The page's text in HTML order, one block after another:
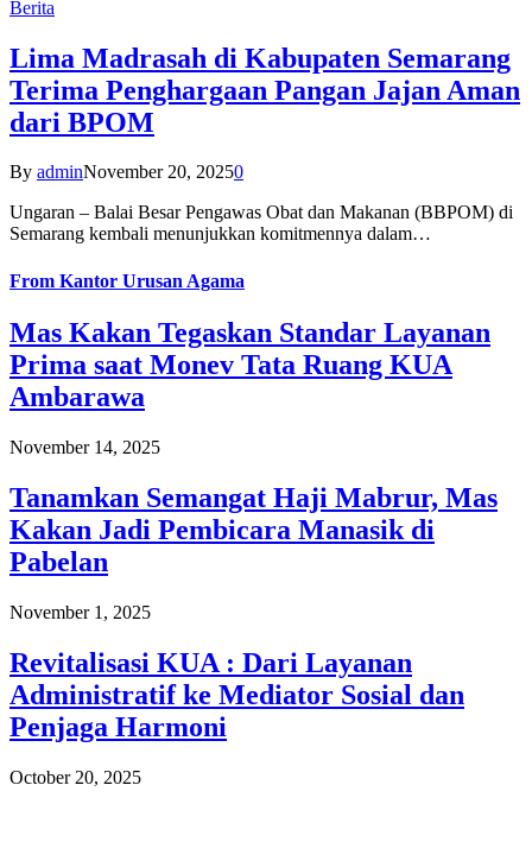
Berita
Lima Madrasah di Kabupaten Semarang
Terima Penghargaan Pangan Jajan Aman
dari BPOM
By adminNovember 20, 20250
Ungaran – Balai Besar Pengawas Obat dan Makanan (BBPOM) di
Semarang kembali menunjukkan komitmennya dalam…
From Kantor Urusan Agama
Mas Kakan Tegaskan Standar Layanan
Prima saat Monev Tata Ruang KUA
Ambarawa
November 14, 2025
Tanamkan Semangat Haji Mabrur, Mas
Kakan Jadi Pembicara Manasik di
Pabelan
November 1, 2025
Revitalisasi KUA : Dari Layanan
Administratif ke Mediator Sosial dan
Penjaga Harmoni
October 20, 2025